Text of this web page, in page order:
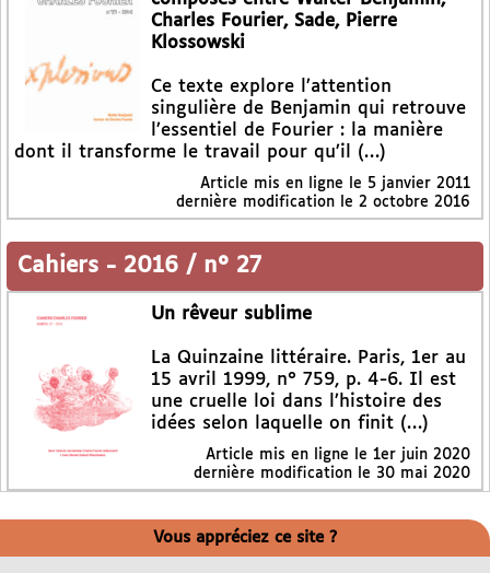
Charles Fourier, Sade, Pierre
Klossowski
Ce texte explore l’attention
singulière de Benjamin qui retrouve
l’essentiel de Fourier : la manière
dont il transforme le travail pour qu’il (…)
Article mis en ligne le 5 janvier 2011
dernière modification le 2 octobre 2016
Cahiers - 2016 / n° 27
Un rêveur sublime
La Quinzaine littéraire. Paris, 1er au
15 avril 1999, n° 759, p. 4-6. Il est
une cruelle loi dans l’histoire des
idées selon laquelle on finit (…)
Article mis en ligne le 1er juin 2020
dernière modification le 30 mai 2020
Vous appréciez ce site ?